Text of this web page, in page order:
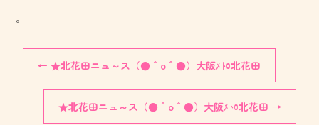
。
← ★北花田ニュ～ス（●＾o＾●）大阪ﾒﾄﾛ北花田
★北花田ニュ～ス（●＾o＾●）大阪ﾒﾄﾛ北花田 →